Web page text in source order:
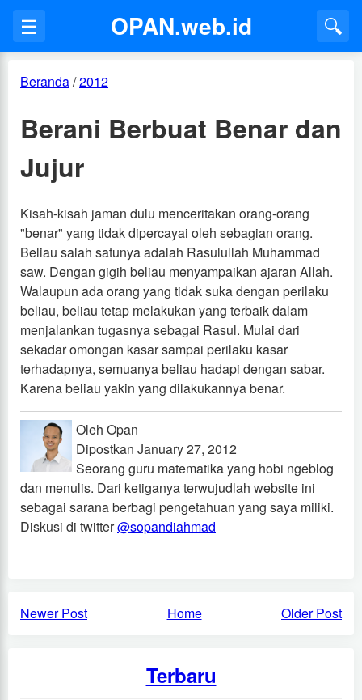
☰ OPAN.web.id 🔍
Beranda/2012
Berani Berbuat Benar dan
Jujur
Kisah-kisah jaman dulu menceritakan orang-orang
"benar" yang tidak dipercayai oleh sebagian orang.
Beliau salah satunya adalah Rasulullah Muhammad
saw. Dengan gigih beliau menyampaikan ajaran Allah.
Walaupun ada orang yang tidak suka dengan perilaku
beliau, beliau tetap melakukan yang terbaik dalam
menjalankan tugasnya sebagai Rasul. Mulai dari
sekadar omongan kasar sampai perilaku kasar
terhadapnya, semuanya beliau hadapi dengan sabar.
Karena beliau yakin yang dilakukannya benar.
Oleh Opan
Dipostkan January 27, 2012
Seorang guru matematika yang hobi ngeblog
dan menulis. Dari ketiganya terwujudlah website ini
sebagai sarana berbagi pengetahuan yang saya miliki.
Diskusi di twitter@sopandiahmad
Newer Post Older Post
Home
Terbaru